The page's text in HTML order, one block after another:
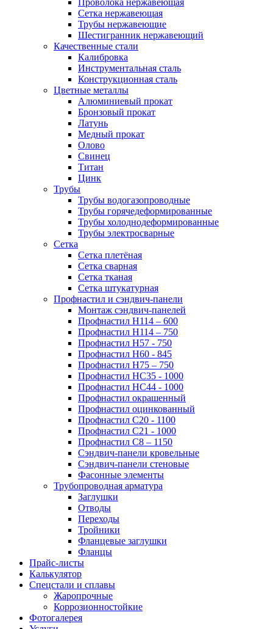
Проволока нержавеющая
Сетка нержавеющая
Трубы нержавеющие
Шестигранник нержавеющий
Качественные стали
Калибровка
Инструментальная сталь
Конструкционная сталь
Цветные металлы
Алюминиевый прокат
Бронзовый прокат
Латунь
Медный прокат
Олово
Свинец
Титан
Цинк
Трубы
Трубы водогазопроводные
Трубы горячедеформированные
Трубы холоднодеформированные
Трубы электросварные
Сетка
Сетка плетёная
Сетка сварная
Сетка тканая
Сетка штукатурная
Профнастил и сэндвич-панели
Монтаж сэндвич-панелей
Профнастил Н114 – 600
Профнастил Н114 – 750
Профнастил Н57 - 750
Профнастил Н60 - 845
Профнастил Н75 – 750
Профнастил НС35 - 1000
Профнастил НС44 - 1000
Профнастил окрашенный
Профнастил оцинкованный
Профнастил С20 - 1100
Профнастил С21 - 1000
Профнастил С8 – 1150
Сэндвич-панели кровельные
Сэндвич-панели стеновые
Фасонные элементы
Трубопроводная арматура
Заглушки
Отводы
Переходы
Тройники
Фланцевые заглушки
Фланцы
Прайс-листы
Калькулятор
Спецстали и сплавы
Жаропрочные
Коррозионностойкие
Фотогалерея